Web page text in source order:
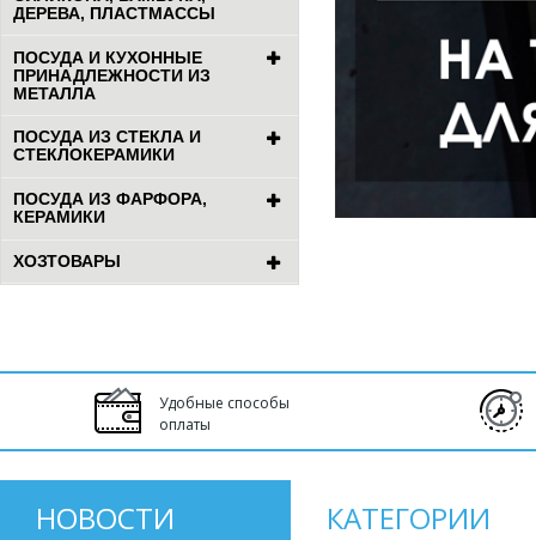
ДЕРЕВА, ПЛАСТМАССЫ
ПОСУДА И КУХОННЫЕ
ПРИНАДЛЕЖНОСТИ ИЗ
МЕТАЛЛА
ПОСУДА ИЗ СТЕКЛА И
СТЕКЛОКЕРАМИКИ
ПОСУДА ИЗ ФАРФОРА,
КЕРАМИКИ
ХОЗТОВАРЫ
Удобные способы
оплаты
НОВОСТИ КАТЕГОРИИ